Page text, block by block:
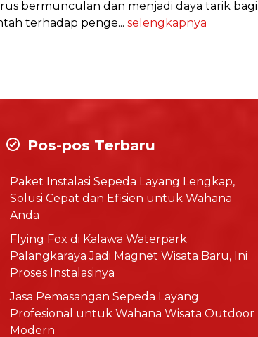
bermunculan dan menjadi daya tarik bagi
terhadap penge... selengkapnya
Pos-pos Terbaru
Paket Instalasi Sepeda Layang Lengkap,
Solusi Cepat dan Efisien untuk Wahana
Anda
Flying Fox di Kalawa Waterpark
Palangkaraya Jadi Magnet Wisata Baru, Ini
Proses Instalasinya
Jasa Pemasangan Sepeda Layang
Profesional untuk Wahana Wisata Outdoor
Modern